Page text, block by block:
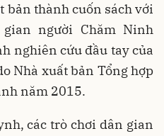
bản thành cuốn sách với
người Chăm Ninh
nghiên cứu đầu tay của
Nhà xuất bản Tổng hợp
năm 2015.
các trò chơi dân gian